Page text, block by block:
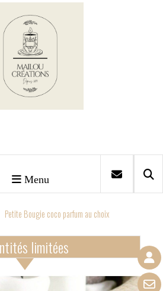
Menu
Petite Bougie coco parfum au choix
limitées